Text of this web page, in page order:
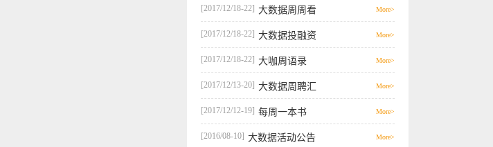
[2017/12/18-22] 大数据周周看 More>
[2017/12/18-22] 大数据投融资 More>
[2017/12/18-22] 大咖周语录 More>
[2017/12/13-20] 大数据周聘汇 More>
[2017/12/12-19] 每周一本书 More>
[2016/08-10] 大数据活动公告 More>